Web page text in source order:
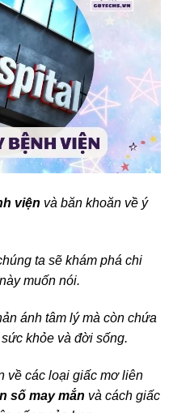
viện và băn khoăn về ý
ta sẽ khám phá chi
muốn nói.
ánh tâm lý mà còn chứa
khỏe và đời sống.
về các loại giấc mơ liên
số may mắn và cách giấc